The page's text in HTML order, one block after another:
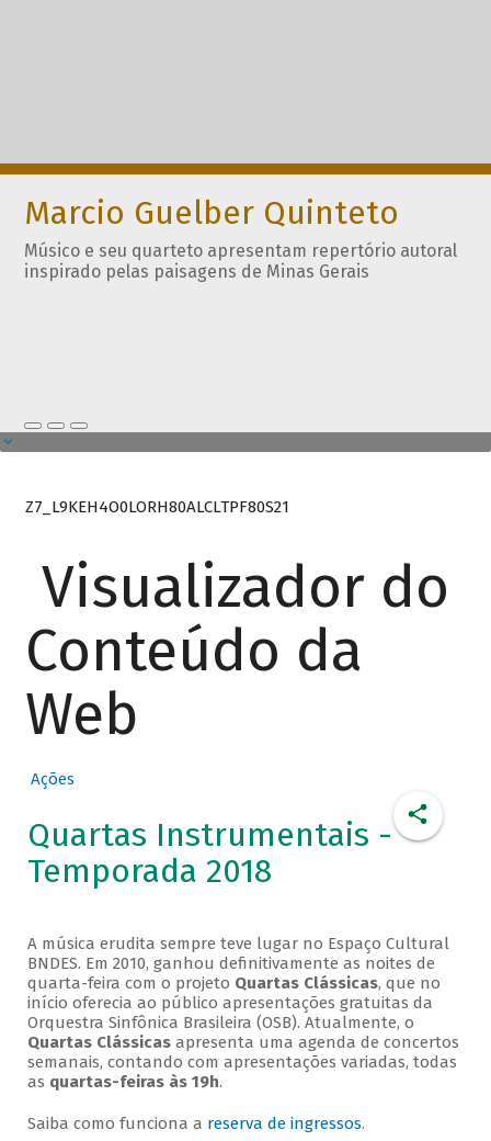
Marcio Guelber Quinteto
Músico e seu quarteto apresentam repertório autoral
inspirado pelas paisagens de Minas Gerais
Z7_L9KEH4O0LORH80ALCLTPF80S21
Visualizador do
Conteúdo da
Web
Ações
Quartas Instrumentais -
Temporada 2018
A música erudita sempre teve lugar no Espaço Cultural
BNDES. Em 2010, ganhou definitivamente as noites de
quarta-feira com o projeto Quartas Clássicas, que no
início oferecia ao público apresentações gratuitas da
Orquestra Sinfônica Brasileira (OSB). Atualmente, o
Quartas Clássicasapresenta uma agenda de concertos
semanais, contando com apresentações variadas, todas
as quartas-feiras às 19h.
Saiba como funciona a reserva de ingressos.